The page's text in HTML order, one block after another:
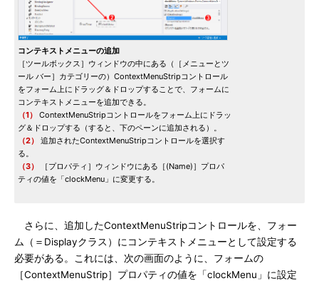
コンテキストメニューの追加
［ツールボックス］ウィンドウの中にある（［メニューとツ
ール バー］カテゴリーの）ContextMenuStripコントロール
をフォーム上にドラッグ＆ドロップすることで、フォームに
コンテキストメニューを追加できる。
（1）
ContextMenuStripコントロールをフォーム上にドラッ
グ＆ドロップする（すると、下のペーンに追加される）。
（2）
追加されたContextMenuStripコントロールを選択す
る。
（3）
［プロパティ］ウィンドウにある［(Name)］プロパ
ティの値を「clockMenu」に変更する。
さらに、追加したContextMenuStripコントロールを、フォー
ム（＝Displayクラス）にコンテキストメニューとして設定する
必要がある。これには、次の画面のように、フォームの
［ContextMenuStrip］プロパティの値を「clockMenu」に設定